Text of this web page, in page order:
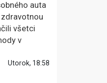
auta
všetci
v
Utorok, 18:58